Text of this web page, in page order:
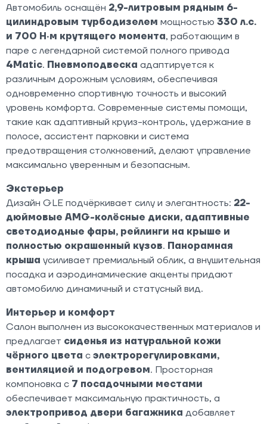
Автомобиль оснащён 2,9-литровым рядным 6-
цилиндровым турбодизелем мощностью 330 л.с.
и 700 Н·м крутящего момента, работающим в
паре с легендарной системой полного привода
4Matic. Пневмоподвеска адаптируется к
различным дорожным условиям, обеспечивая
одновременно спортивную точность и высокий
уровень комфорта. Современные системы помощи,
такие как адаптивный круиз-контроль, удержание в
полосе, ассистент парковки и система
предотвращения столкновений, делают управление
максимально уверенным и безопасным.
Экстерьер
Дизайн GLE подчёркивает силу и элегантность: 22-
дюймовые AMG-колёсные диски, адаптивные
светодиодные фары, рейлинги на крыше и
полностью окрашенный кузов. Панорамная
крыша усиливает премиальный облик, а внушительная
посадка и аэродинамические акценты придают
автомобилю динамичный и статусный вид.
Интерьер и комфорт
Салон выполнен из высококачественных материалов и
предлагает сиденья из натуральной кожи
чёрного цвета с электрорегулировками,
вентиляцией и подогревом. Просторная
компоновка с 7 посадочными местами
обеспечивает максимальную практичность, а
электропривод двери багажника добавляет